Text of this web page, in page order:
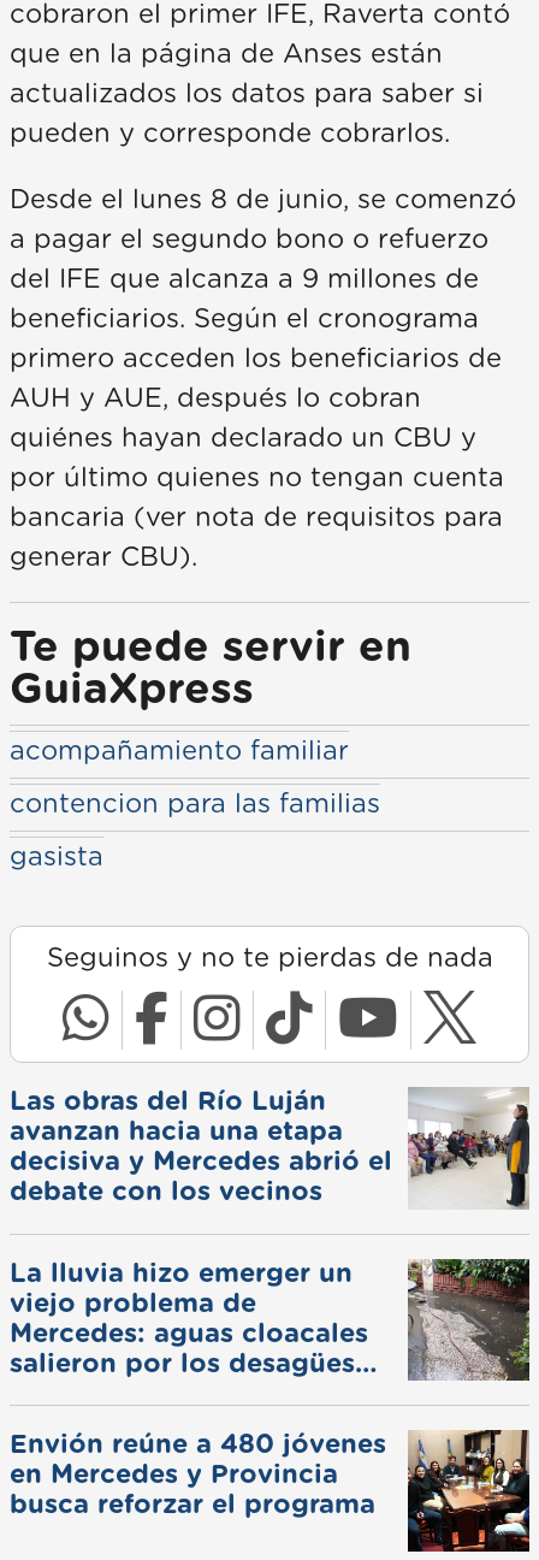
cobraron el primer IFE, Raverta contó
que en la página de Anses están
actualizados los datos para saber si
pueden y corresponde cobrarlos.
Desde el lunes 8 de junio, se comenzó
a pagar el segundo bono o refuerzo
del IFE que alcanza a 9 millones de
beneficiarios. Según el cronograma
primero acceden los beneficiarios de
AUH y AUE, después lo cobran
quiénes hayan declarado un CBU y
por último quienes no tengan cuenta
bancaria (ver nota de requisitos para
generar CBU).
Te puede servir en
GuiaXpress
acompañamiento familiar
contencion para las familias
gasista
Seguinos y no te pierdas de nada
Las obras del Río Luján
avanzan hacia una etapa
decisiva y Mercedes abrió el
debate con los vecinos
La lluvia hizo emerger un
viejo problema de
Mercedes: aguas cloacales
salieron por los desagües
Envión reúne a 480 jóvenes
en Mercedes y Provincia
busca reforzar el programa